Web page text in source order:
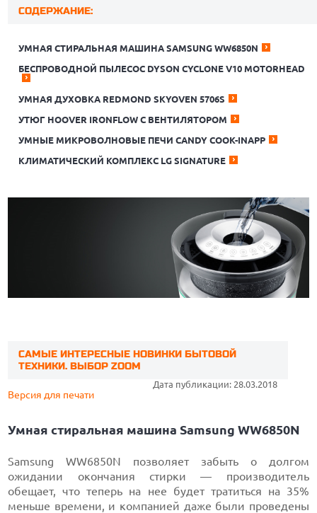
СОДЕРЖАНИЕ:
УМНАЯ СТИРАЛЬНАЯ МАШИНА SAMSUNG WW6850N
БЕСПРОВОДНОЙ ПЫЛЕСОС DYSON CYCLONE V10 MOTORHEAD
УМНАЯ ДУХОВКА REDMOND SKYOVEN 5706S
УТЮГ HOOVER IRONFLOW С ВЕНТИЛЯТОРОМ
УМНЫЕ МИКРОВОЛНОВЫЕ ПЕЧИ CANDY COOK-INAPP
КЛИМАТИЧЕСКИЙ КОМПЛЕКС LG SIGNATURE
САМЫЕ ИНТЕРЕСНЫЕ НОВИНКИ БЫТОВОЙ
ТЕХНИКИ. ВЫБОР ZOOM
Дата публикации: 28.03.2018
Версия для печати
Умная стиральная машина Samsung WW6850N
Samsung WW6850N позволяет забыть о долгом
ожидании окончания стирки — производитель
обещает, что теперь на нее будет тратиться на 35%
меньше времени, и компанией даже были проведены